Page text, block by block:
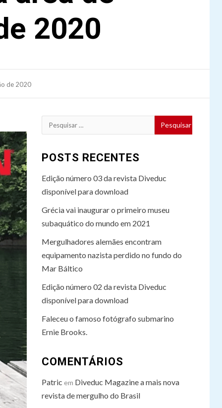
2020
de 2020
Pesquisar
por:
POSTS RECENTES
Edição número 03 da revista Diveduc
disponível para download
Grécia vai inaugurar o primeiro museu
subaquático do mundo em 2021
Mergulhadores alemães encontram
equipamento nazista perdido no fundo do
Mar Báltico
Edição número 02 da revista Diveduc
disponível para download
Faleceu o famoso fotógrafo submarino
Ernie Brooks.
COMENTÁRIOS
Patric em Diveduc Magazine a mais nova
revista de mergulho do Brasil